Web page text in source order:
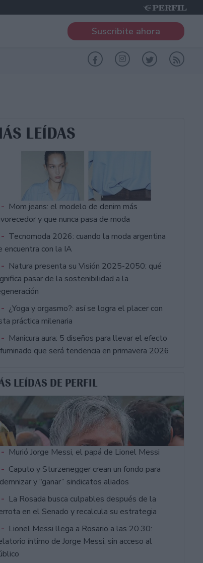
Suscribite ahora
LEÍDAS
Mom jeans: el modelo de denim más
y que nunca pasa de moda
Tecnomoda 2026: cuando la moda argentina
encuentra con la IA
Natura presenta su Visión 2025-2050: qué
pasar de la sostenibilidad a la
¿Yoga y orgasmo?: así se logra el placer con
práctica milenaria
Manicura aura: 5 diseños para llevar el efecto
que será tendencia en primavera 2026
LEÍDAS DE PERFIL
Murió Jorge Messi, el papá de Lionel Messi
Caputo y Sturzenegger crean un fondo para
y “ganar” sindicatos aliados
La Rosada busca culpables después de la
en el Senado y recalcula su estrategia
Lionel Messi llega a Rosario a las 20.30:
íntimo de Jorge Messi, sin acceso al